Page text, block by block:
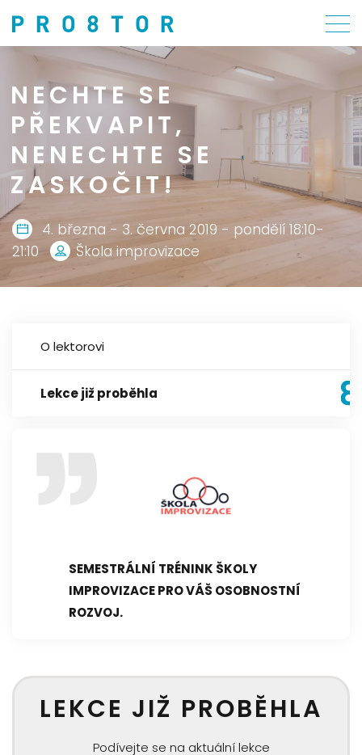
NECHTE SE
PŘEKVAPIT,
NENECHTE SE
ZASKOČIT!
4. března - 3. června 2019 - pondělí 18:10-
21:10
Škola improvizace
O lektorovi
Lekce již proběhla
SEMESTRÁLNÍ TRÉNINK ŠKOLY
IMPROVIZACE PRO VÁŠ OSOBNOSTNÍ
ROZVOJ.
LEKCE JIŽ PROBĚHLA
Podívejte se na aktuální lekce